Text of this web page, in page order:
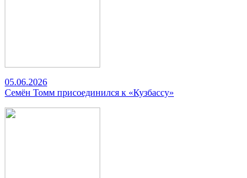
05.06.2026
Семён Томм присоединился к «Кузбассу»